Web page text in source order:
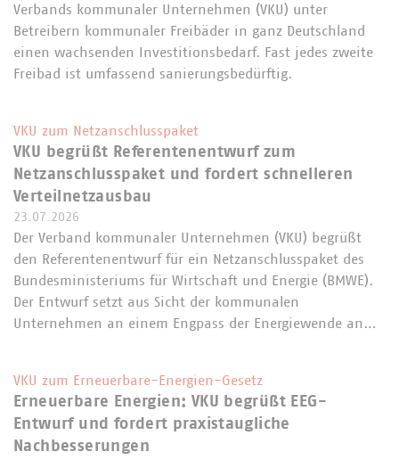
Verbands kommunaler Unternehmen (VKU) unter
Betreibern kommunaler Freibäder in ganz Deutschland
einen wachsenden Investitionsbedarf. Fast jedes zweite
Freibad ist umfassend sanierungsbedürftig.
VKU zum Netzanschlusspaket
VKU begrüßt Referentenentwurf zum
Netzanschlusspaket und fordert schnelleren
Verteilnetzausbau
23.07.2026
Der Verband kommunaler Unternehmen (VKU) begrüßt
den Referentenentwurf für ein Netzanschlusspaket des
Bundesministeriums für Wirtschaft und Energie (BMWE).
Der Entwurf setzt aus Sicht der kommunalen
Unternehmen an einem Engpass der Energiewende an…
VKU zum Erneuerbare-Energien-Gesetz
Erneuerbare Energien: VKU begrüßt EEG-
Entwurf und fordert praxistaugliche
Nachbesserungen